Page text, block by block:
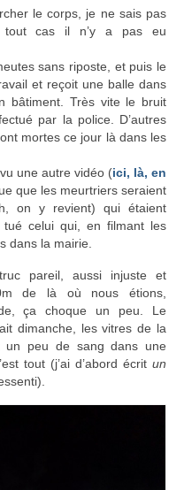
le corps, je ne sais pas
tout cas il n’y a pas eu
sans riposte, et puis le
et reçoit une balle dans
bâtiment. Très vite le bruit
par la police. D’autres
mortes ce jour là dans les
une autre vidéo (ici, là, en
que les meurtriers seraient
on y revient) qui étaient
celui qui, en filmant les
dans la mairie.
pareil, aussi injuste et
de là où nous étions,
ça choque un peu. Le
dimanche, les vitres de la
un peu de sang dans une
tout (j’ai d’abord écrit un